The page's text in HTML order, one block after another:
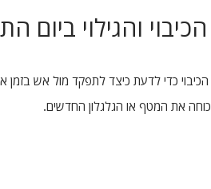
והגילוי ביום
כדי לדעת כיצד לתפקד מול אש
את המטף או הגלגלון החדשים.